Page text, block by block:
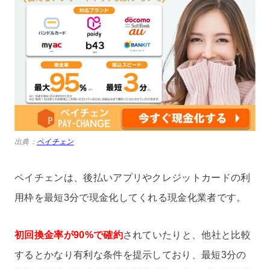
出典： ペイチェン
ペイチェンは、後払いアプリやクレジットカードの利
用枠を最短3分で現金化してくれる現金化業者です。
初回換金率が90%で確約されていたりと、他社と比較
するとかなり有利な条件を提示しており、最短3分の